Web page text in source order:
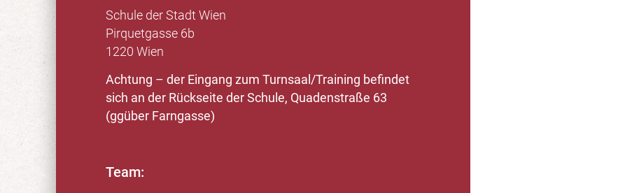
Schule der Stadt Wien
Pirquetgasse 6b
1220 Wien
Achtung – der Eingang zum Turnsaal/Training befindet
sich an der Rückseite der Schule, Quadenstraße 63
(ggüber Farngasse)
Team: